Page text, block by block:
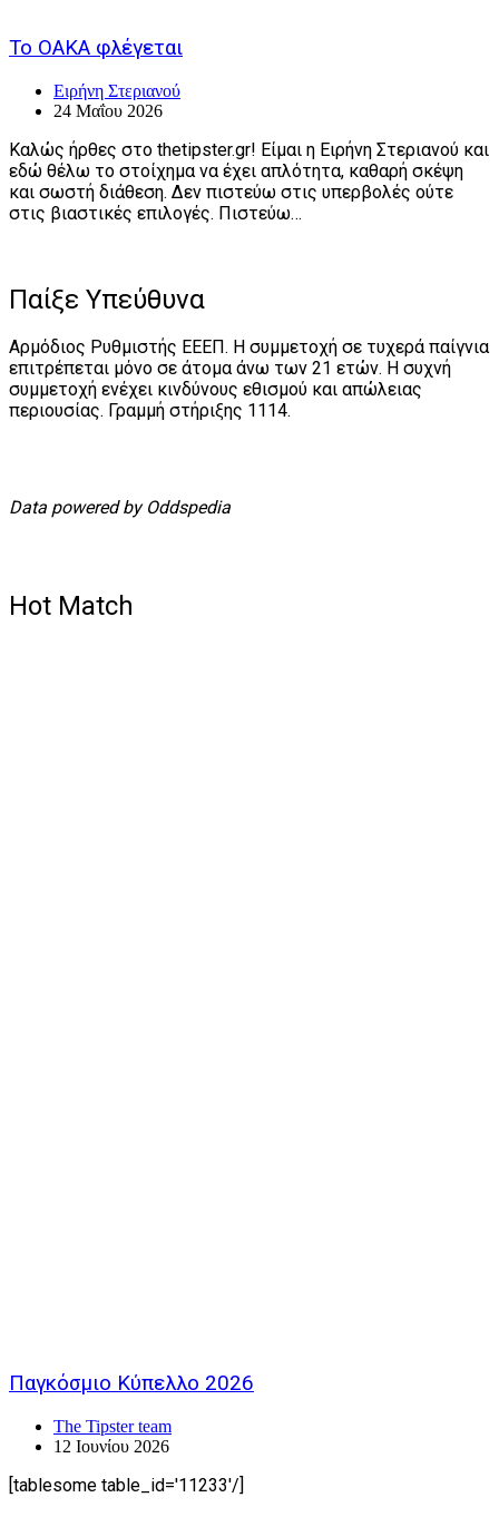
Το ΟΑΚΑ φλέγεται
Ειρήνη Στεριανού
24 Μαΐου 2026
Καλώς ήρθες στο thetipster.gr! Είμαι η Ειρήνη Στεριανού και
εδώ θέλω το στοίχημα να έχει απλότητα, καθαρή σκέψη
και σωστή διάθεση. Δεν πιστεύω στις υπερβολές ούτε
στις βιαστικές επιλογές. Πιστεύω…
Παίξε Υπεύθυνα
Αρμόδιος Ρυθμιστής ΕΕΕΠ. Η συμμετοχή σε τυχερά παίγνια
επιτρέπεται μόνο σε άτομα άνω των 21 ετών. Η συχνή
συμμετοχή ενέχει κινδύνους εθισμού και απώλειας
περιουσίας. Γραμμή στήριξης 1114.
Data powered by Oddspedia
Hot Match
Παγκόσμιο Κύπελλο 2026
The Tipster team
12 Ιουνίου 2026
[tablesome table_id='11233'/]